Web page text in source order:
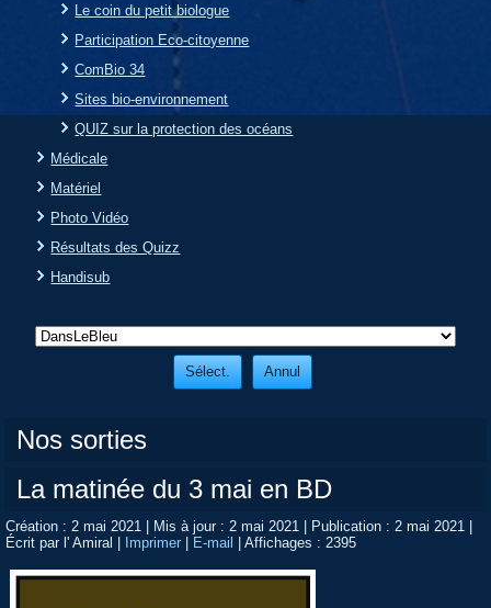
Le coin du petit biologue
Participation Eco-citoyenne
ComBio 34
Sites bio-environnement
QUIZ sur la protection des océans
Médicale
Matériel
Photo Vidéo
Résultats des Quizz
Handisub
Nos sorties
La matinée du 3 mai en BD
Création : 2 mai 2021 | Mis à jour : 2 mai 2021 | Publication : 2 mai 2021 |
Écrit par l' Amiral | Imprimer | E-mail |Affichages : 2395